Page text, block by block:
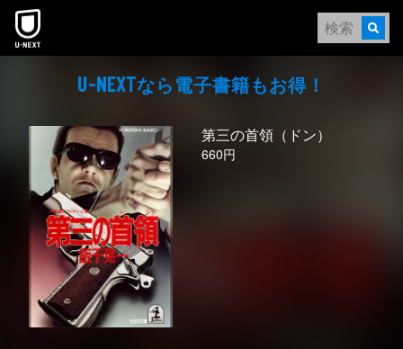
本文へスキップ
U-NEXTなら電⼦書籍もお得！
第三の首領（ドン）
660円